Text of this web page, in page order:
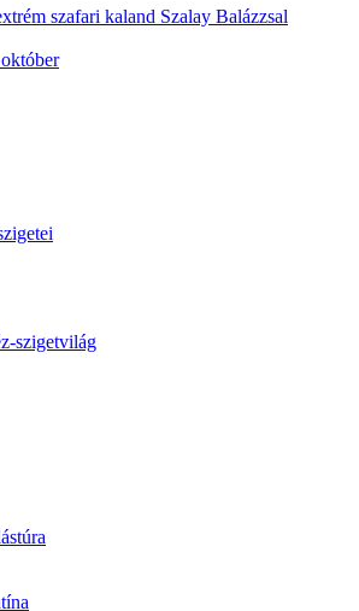
szafari kaland Szalay Balázzsal
szigetvilág